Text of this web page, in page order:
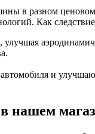
в разном
Как
и
нашем